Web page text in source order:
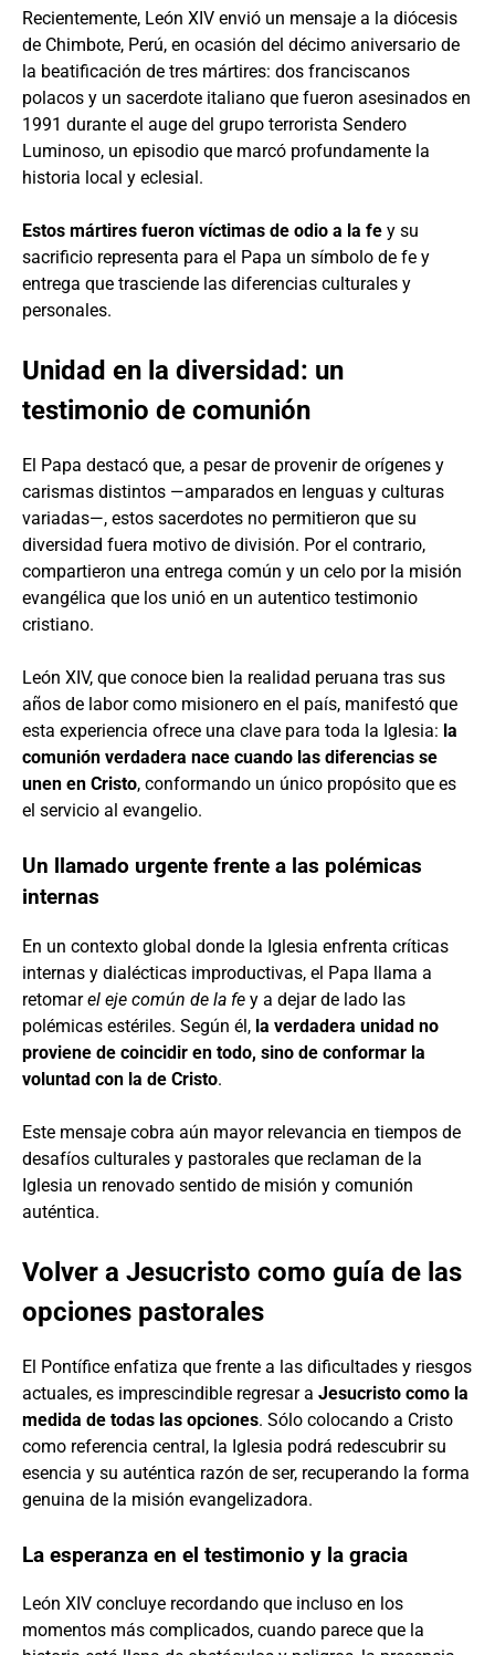
Recientemente, León XIV envió un mensaje a la diócesis
de Chimbote, Perú, en ocasión del décimo aniversario de
la beatificación de tres mártires: dos franciscanos
polacos y un sacerdote italiano que fueron asesinados en
1991 durante el auge del grupo terrorista Sendero
Luminoso, un episodio que marcó profundamente la
historia local y eclesial.
Estos mártires fueron víctimas de odio a la fe y su
sacrificio representa para el Papa un símbolo de fe y
entrega que trasciende las diferencias culturales y
personales.
Unidad en la diversidad: un
testimonio de comunión
El Papa destacó que, a pesar de provenir de orígenes y
carismas distintos —amparados en lenguas y culturas
variadas—, estos sacerdotes no permitieron que su
diversidad fuera motivo de división. Por el contrario,
compartieron una entrega común y un celo por la misión
evangélica que los unió en un autentico testimonio
cristiano.
León XIV, que conoce bien la realidad peruana tras sus
años de labor como misionero en el país, manifestó que
esta experiencia ofrece una clave para toda la Iglesia: la
comunión verdadera nace cuando las diferencias se
unen en Cristo, conformando un único propósito que es
el servicio al evangelio.
Un llamado urgente frente a las polémicas
internas
En un contexto global donde la Iglesia enfrenta críticas
internas y dialécticas improductivas, el Papa llama a
retomarel eje común de la fe y a dejar de lado las
polémicas estériles. Según él, la verdadera unidad no
proviene de coincidir en todo, sino de conformar la
voluntad con la de Cristo.
Este mensaje cobra aún mayor relevancia en tiempos de
desafíos culturales y pastorales que reclaman de la
Iglesia un renovado sentido de misión y comunión
auténtica.
Volver a Jesucristo como guía de las
opciones pastorales
El Pontífice enfatiza que frente a las dificultades y riesgos
actuales, es imprescindible regresar a Jesucristo como la
medida de todas las opciones. Sólo colocando a Cristo
como referencia central, la Iglesia podrá redescubrir su
esencia y su auténtica razón de ser, recuperando la forma
genuina de la misión evangelizadora.
La esperanza en el testimonio y la gracia
León XIV concluye recordando que incluso en los
momentos más complicados, cuando parece que la